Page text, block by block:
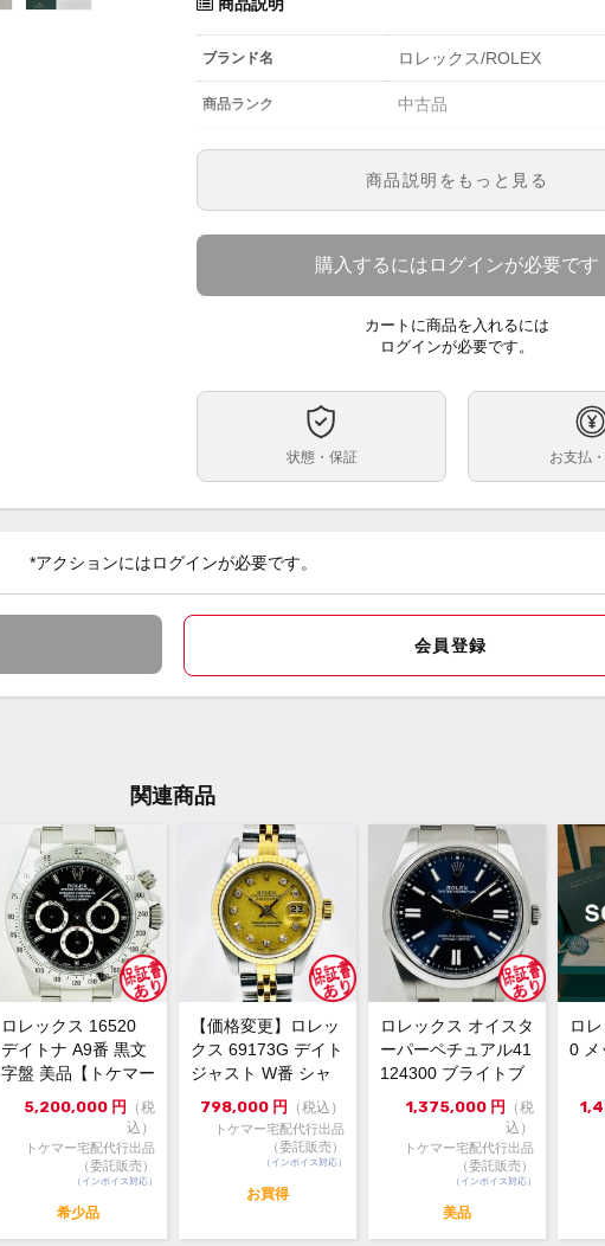
ブランド名 ロレックス/ROLEX
商品ランク 中古品
参考定価
自動巻
16.0cm ※1コマ外し状態で
ステンレス
付属品
レッドクロノメータータグ
イスタグ・コマ×1
す。
ラグジュアリーな雰囲気を
高い一本です。
是非ご検討くださいませ。
※店頭でも販売をしており
切れの際はご了承ください
ご来店前に在庫の有無のご
ます。
※価格に関してのお問い合
ジでご質問頂いてもお答え
ん。直接店頭へお問い合わ
お問い合わせ先
商品説明をもっと見る
購入するにはログインが必要です
カートに商品を入れるには
ログインが必要です。
状態・保証 お支払
*アクションにはログインが必要です。
会員登録
関連商品
ロレックス 16520
デイトナ A9番 黒文
字盤 美品【トケマー
宅配出品（委託販...
5,200,000 円
（税
込）
トケマー宅配代行出品
（委託販売）
（インボイス対応）
希少品
【価格変更】ロレッ
クス 69173G デイト
ジャスト W番 シャ
ンパンゴールド 中...
798,000 円 （税込）
トケマー宅配代行出品
（委託販売）
（インボイス対応）
お買得
ロレックス オイスタ
ーパーペチュアル41
124300 ブライトブ
ルー 2024年...
1,375,000 円
（税
込）
トケマー宅配代行出品
（委託販売）
（インボイス対応）
美品
ロ
0 メ